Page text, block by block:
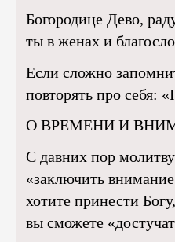
Богородице Дево,
ты в женах и
Если сложно
повторять про себя:
О ВРЕМЕНИ И
С давних пор
«заключить
хотите принести
вы сможете